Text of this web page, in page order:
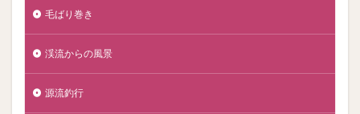
毛ばり巻き
渓流からの風景
源流釣行